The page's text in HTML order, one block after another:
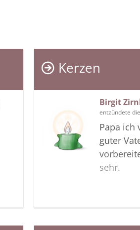
Kerzen
Birgit
entzündete
Papa ich
guter
sehr.